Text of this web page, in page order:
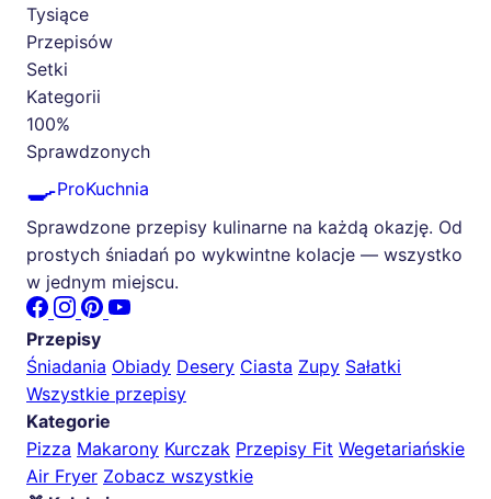
Tysiące
Przepisów
Setki
Kategorii
100%
Sprawdzonych
🍳ProKuchnia
Sprawdzone przepisy kulinarne na każdą okazję. Od
prostych śniadań po wykwintne kolacje — wszystko
w jednym miejscu.
Przepisy
Śniadania Obiady Desery Ciasta Zupy Sałatki
Wszystkie przepisy
Kategorie
Pizza Makarony Kurczak Przepisy Fit Wegetariańskie
Air Fryer Zobacz wszystkie